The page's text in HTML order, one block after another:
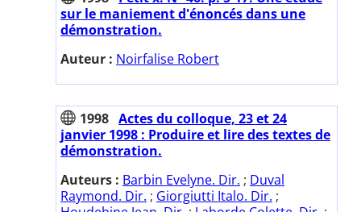
sur le maniement d'énoncés dans une
démonstration.
Auteur : Noirfalise Robert
1998 Actes du colloque, 23 et 24
janvier 1998 : Produire et lire des textes de
démonstration.
Auteurs : Barbin Evelyne. Dir. ; Duval
Raymond. Dir. ; Giorgiutti Italo. Dir. ;